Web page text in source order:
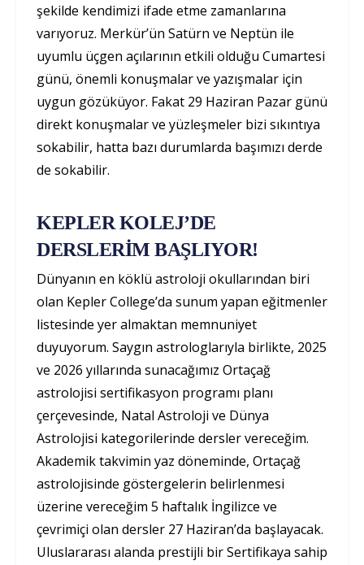
şekilde kendimizi ifade etme zamanlarına
varıyoruz. Merkür’ün Satürn ve Neptün ile
uyumlu üçgen açılarının etkili olduğu Cumartesi
günü, önemli konuşmalar ve yazışmalar için
uygun gözüküyor. Fakat 29 Haziran Pazar günü
direkt konuşmalar ve yüzleşmeler bizi sıkıntıya
sokabilir, hatta bazı durumlarda başımızı derde
de sokabilir.
KEPLER KOLEJ’DE
DERSLERİM BAŞLIYOR!
Dünyanın en köklü astroloji okullarından biri
olan Kepler College’da sunum yapan eğitmenler
listesinde yer almaktan memnuniyet
duyuyorum. Saygın astrologlarıyla birlikte, 2025
ve 2026 yıllarında sunacağımız Ortaçağ
astrolojisi sertifikasyon programı planı
çerçevesinde, Natal Astroloji ve Dünya
Astrolojisi kategorilerinde dersler vereceğim.
Akademik takvimin yaz döneminde, Ortaçağ
astrolojisinde göstergelerin belirlenmesi
üzerine vereceğim 5 haftalık İngilizce ve
çevrimiçi olan dersler 27 Haziran’da başlayacak.
Uluslararası alanda prestijli bir Sertifikaya sahip